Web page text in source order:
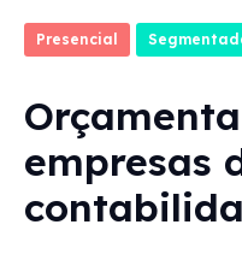
Presencial
empresas